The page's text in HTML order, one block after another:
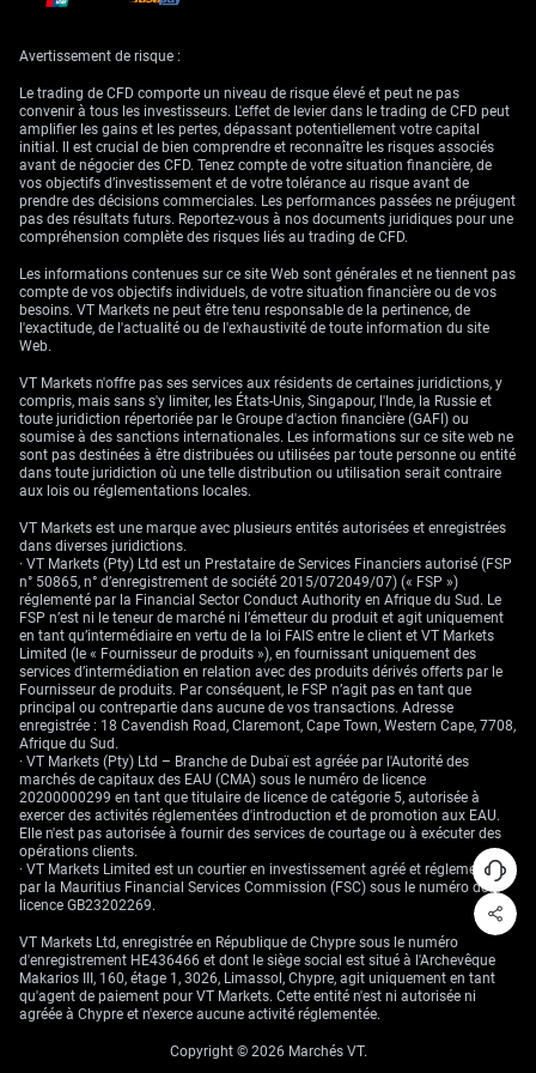
refroidissement du marché du travail. Combiné à une diminution de
conduit les traders à repousser leurs paris sur des hausses de taux.
Stratégies sur options
dans un contexte de
volatilité en hausse
Dans ce contexte, nous estimons que les traders devraient envisager
l’achat d’options d’achat (calls) sur EUR/GBP à échéance juillet. Cette
stratégie permet de tirer parti d’une possible hausse à la suite du
relèvement de taux attendu de la BCE en juin. Nous visons un
mouvement vers la zone de 0,8720, qui a joué le rôle d’une résistance clé
Pour ceux qui recherchent une stratégie plus économique, nous
privilégions la mise en place de spreads haussiers (bull call spreads). En
achetant un call avec un prix d’exercice proche du niveau actuel de
0,8650 et, simultanément, en vendant un autre call avec un strike plus
élevé, par exemple 0,8750, les traders peuvent réduire la prime initiale
payée. Cela borne le risque tout en conservant un potentiel de hausse
La volatilité implicite des options EUR/GBP est restée relativement faible,
mais nous nous attendons à ce qu’elle augmente à l’approche des
réunions des banques centrales. Cela rend la période actuelle propice à
la mise en place de positions longues en volatilité avant que le coût des
options ne s’apprécie. Les trajectoires économiques divergentes du
Royaume-Uni et de la zone euro devraient créer des opportunités de
trading dans les semaines à venir.
Avertissement de risque :
Le trading de CFD comporte un niveau de risque élevé et peut ne pas
convenir à tous les investisseurs. L'effet de levier dans le trading de CFD peut
amplifier les gains et les pertes, dépassant potentiellement votre capital
initial. Il est crucial de bien comprendre et reconnaître les risques associés
avant de négocier des CFD. Tenez compte de votre situation financière, de
vos objectifs d’investissement et de votre tolérance au risque avant de
prendre des décisions commerciales. Les performances passées ne préjugent
pas des résultats futurs. Reportez-vous à nos documents juridiques pour une
compréhension complète des risques liés au trading de CFD.
Les informations contenues sur ce site Web sont générales et ne tiennent pas
compte de vos objectifs individuels, de votre situation financière ou de vos
besoins. VT Markets ne peut être tenu responsable de la pertinence, de
l'exactitude, de l'actualité ou de l'exhaustivité de toute information du site
Web.
VT Markets n'offre pas ses services aux résidents de certaines juridictions, y
compris, mais sans s'y limiter, les États-Unis, Singapour, l'Inde, la Russie et
toute juridiction répertoriée par le Groupe d'action financière (GAFI) ou
soumise à des sanctions internationales. Les informations sur ce site web ne
sont pas destinées à être distribuées ou utilisées par toute personne ou entité
dans toute juridiction où une telle distribution ou utilisation serait contraire
aux lois ou réglementations locales.
VT Markets est une marque avec plusieurs entités autorisées et enregistrées
dans diverses juridictions.
· VT Markets (Pty) Ltd est un Prestataire de Services Financiers autorisé (FSP
n° 50865, n° d’enregistrement de société 2015/072049/07) (« FSP »)
réglementé par la Financial Sector Conduct Authority en Afrique du Sud. Le
FSP n’est ni le teneur de marché ni l’émetteur du produit et agit uniquement
en tant qu’intermédiaire en vertu de la loi FAIS entre le client et VT Markets
Limited (le « Fournisseur de produits »), en fournissant uniquement des
services d’intermédiation en relation avec des produits dérivés offerts par le
Fournisseur de produits. Par conséquent, le FSP n’agit pas en tant que
principal ou contrepartie dans aucune de vos transactions. Adresse
enregistrée : 18 Cavendish Road, Claremont, Cape Town, Western Cape, 7708,
Afrique du Sud.
· VT Markets (Pty) Ltd – Branche de Dubaï est agréée par l'Autorité des
marchés de capitaux des EAU (CMA) sous le numéro de licence
20200000299 en tant que titulaire de licence de catégorie 5, autorisée à
exercer des activités réglementées d'introduction et de promotion aux EAU.
Elle n'est pas autorisée à fournir des services de courtage ou à exécuter des
opérations clients.
· VT Markets Limited est un courtier en investissement agréé et réglementé
par la Mauritius Financial Services Commission (FSC) sous le numéro de
licence GB23202269.
VT Markets Ltd, enregistrée en République de Chypre sous le numéro
d'enregistrement HE436466 et dont le siège social est situé à l'Archevêque
Makarios III, 160, étage 1, 3026, Limassol, Chypre, agit uniquement en tant
qu'agent de paiement pour VT Markets. Cette entité n'est ni autorisée ni
agréée à Chypre et n'exerce aucune activité réglementée.
Copyright © 2026 Marchés VT.